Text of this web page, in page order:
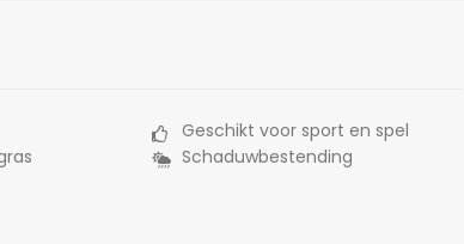
Geschikt voor sport en spel
Schaduwbestending